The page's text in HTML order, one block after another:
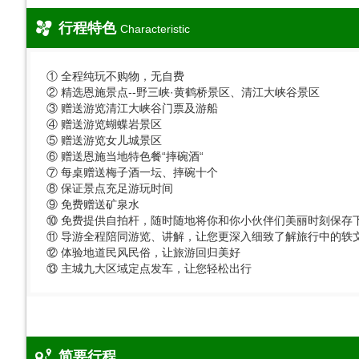
行程特色 Characteristic
① 全程纯玩不购物，无自费
② 精选恩施景点--野三峡·黄鹤桥景区、清江大峡谷景区
③ 赠送游览清江大峡谷门票及游船
④ 赠送游览蝴蝶岩景区
⑤ 赠送游览女儿城景区
⑥ 赠送恩施当地特色餐“摔碗酒“
⑦ 每桌赠送梅子酒一坛、摔碗十个
⑧ 保证景点充足游玩时间
⑨ 免费赠送矿泉水
⑩ 免费提供自拍杆，随时随地将你和你小伙伴们美丽时刻保存
⑪ 导游全程陪同游览、讲解，让您更深入细致了解旅行中的轶
⑫ 体验地道民风民俗，让旅游回归美好
⑬ 主城九大区域定点发车，让您轻松出行